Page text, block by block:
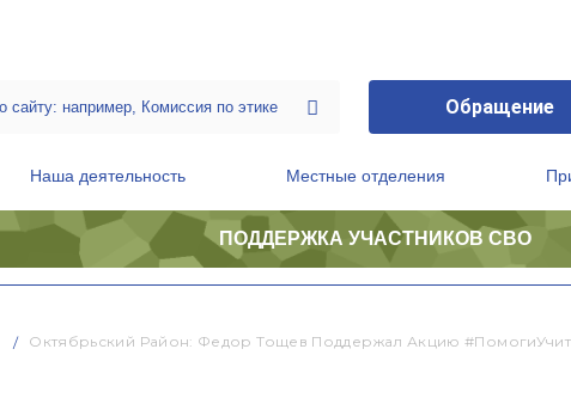
Обращение
Наша деятельность Местные отделения
ПОДДЕРЖКА УЧАСТНИКОВ СВО
Октябрьский Район: Федор Тощев Поддержал Акцию